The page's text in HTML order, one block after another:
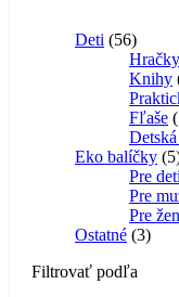
Deti 5656
Hračky
Knihy
Fľaše
Eko balíčky 5
Pre deti
Pre
Pre
Ostatné 33
Filtrovať podľa